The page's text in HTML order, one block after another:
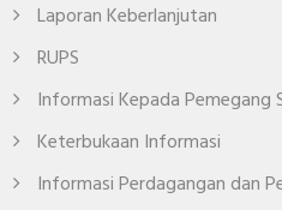
Laporan Keberlanjutan
RUPS
Informasi Kepada Pemegang
Keterbukaan Informasi
Informasi Perdagangan dan